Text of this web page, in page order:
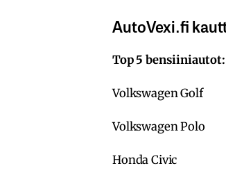
AutoVexi.fi
Top 5 bensiiniautot:
Volkswagen Golf
Volkswagen Polo
Honda Civic